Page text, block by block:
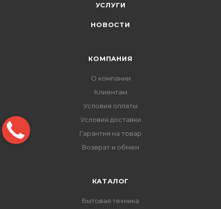
УСЛУГИ
НОВОСТИ
КОМПАНИЯ
О компании
Клиентам
Условия оплаты
Условия доставки
Гарантия на товар
Возврат и обмен
КАТАЛОГ
Бытовая техника